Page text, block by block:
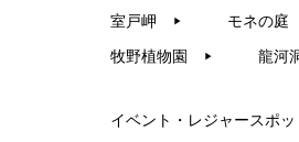
室戸岬 ▶︎ モネの庭
牧野植物園 ▶︎ 龍河
イベント・レジャースポ